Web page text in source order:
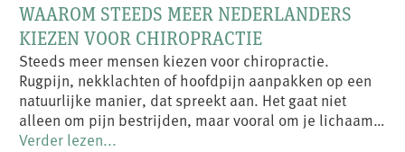
WAAROM STEEDS MEER NEDERLANDERS
KIEZEN VOOR CHIROPRACTIE
Steeds meer mensen kiezen voor chiropractie.
Rugpijn, nekklachten of hoofdpijn aanpakken op een
natuurlijke manier, dat spreekt aan. Het gaat niet
alleen om pijn bestrijden, maar vooral om je lichaam…
Verder lezen...